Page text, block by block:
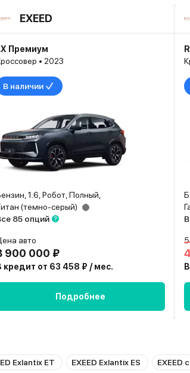
EXEED
Премиум
• 2023
В наличии
1.6, Робот, Полный,
(темно-серый)
85 опций
авто
900 000 ₽
кредит от 63 458 ₽ / мес.
Подробнее
Exlantix ET EXEED Exlantix ES EXEED